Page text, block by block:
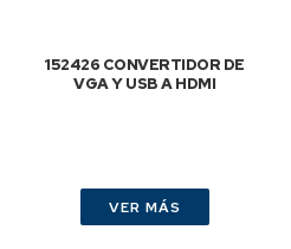
152426 CONVERTIDOR DE
VGA Y USB A HDMI
VER MÁS